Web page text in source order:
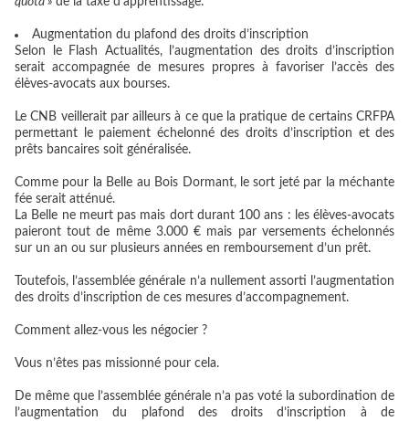
Augmentation du plafond des droits d’inscription
Selon le Flash Actualités, l’augmentation des droits d’inscription
serait accompagnée de mesures propres à favoriser l’accès des
élèves-avocats aux bourses.
Le CNB veillerait par ailleurs à ce que la pratique de certains CRFPA
permettant le paiement échelonné des droits d’inscription et des
prêts bancaires soit généralisée.
Comme pour la Belle au Bois Dormant, le sort jeté par la méchante
fée serait atténué.
La Belle ne meurt pas mais dort durant 100 ans : les élèves-avocats
paieront tout de même 3.000 € mais par versements échelonnés
sur un an ou sur plusieurs années en remboursement d’un prêt.
Toutefois, l’assemblée générale n’a nullement assorti l’augmentation
des droits d’inscription de ces mesures d’accompagnement.
Comment allez-vous les négocier ?
Vous n’êtes pas missionné pour cela.
De même que l’assemblée générale n’a pas voté la subordination de
l’augmentation du plafond des droits d’inscription à de